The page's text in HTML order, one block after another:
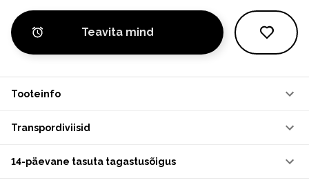
Teavita mind
Tooteinfo
Transpordiviisid
14-päevane tasuta tagastusõigus